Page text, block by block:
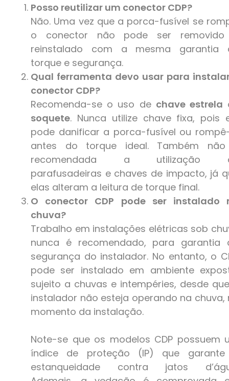
Posso reutilizar um conector CDP?
Não. Uma vez que a porca-fusível se
o conector não pode ser
reinstalado com a mesma garantia
torque e segurança.
Qual ferramenta devo usar para
conector CDP?
Recomenda-se o uso de chave estrela
soquete. Nunca utilize chave fixa, pois
pode danificar a porca-fusível ou
antes do torque ideal. Também
recomendada a utilização
parafusadeiras e chaves de impacto, já
elas alteram a leitura de torque final.
O conector CDP pode ser instalado
chuva?
Trabalho em instalações elétricas sob
nunca é recomendado, para garantia
segurança do instalador. No entanto, o
pode ser instalado em ambiente
sujeito a chuvas e intempéries, desde
instalador não esteja operando na chuva,
momento da instalação.
Note-se que os modelos CDP possuem
índice de proteção (IP) que
estanqueidade contra jatos